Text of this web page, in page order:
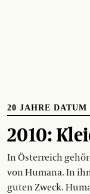
20 JAHRE DATUM
2010:
In Österreich
von Humana. In
guten Zweck.